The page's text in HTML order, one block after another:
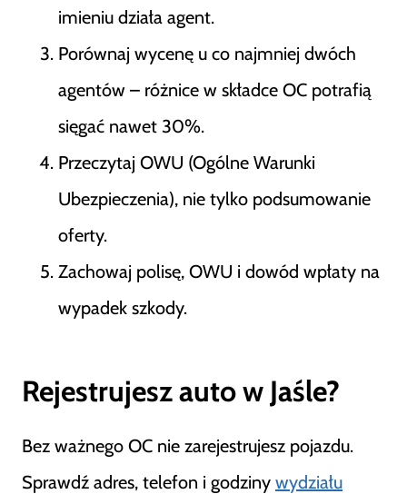
imieniu działa agent.
Porównaj wycenę u co najmniej dwóch
agentów – różnice w składce OC potrafią
sięgać nawet 30%.
Przeczytaj OWU (Ogólne Warunki
Ubezpieczenia), nie tylko podsumowanie
oferty.
Zachowaj polisę, OWU i dowód wpłaty na
wypadek szkody.
Rejestrujesz auto w Jaśle?
Bez ważnego OC nie zarejestrujesz pojazdu.
Sprawdź adres, telefon i godziny wydziału